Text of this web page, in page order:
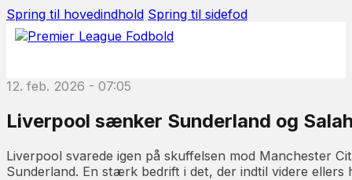
Spring til hovedindhold Spring til sidefod
12. feb. 2026 - 07:05
Liverpool sænker Sunderland og
Liverpool svarede igen på skuffelsen mod Manchester
Sunderland. En stærk bedrift i det, der indtil videre